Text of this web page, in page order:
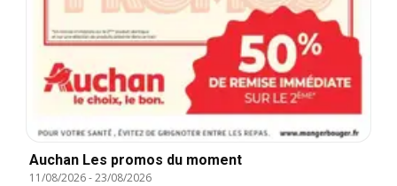
Auchan Les promos du moment
11/08/2026-23/08/2026